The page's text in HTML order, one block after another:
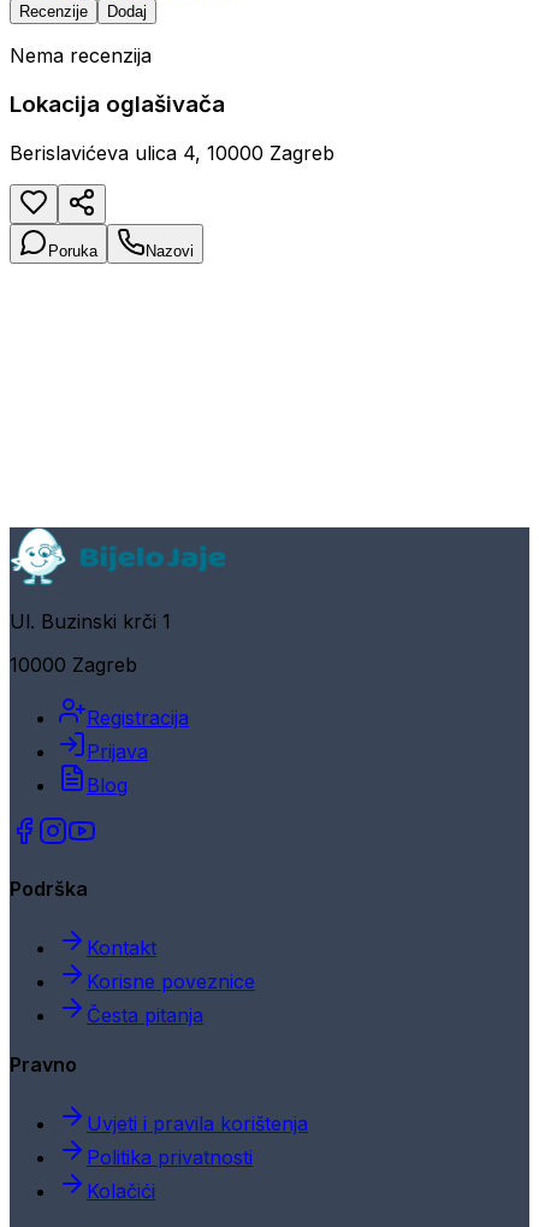
Recenzije Dodaj
Nema recenzija
Lokacija oglašivača
Berislavićeva ulica 4, 10000 Zagreb
Poruka Nazovi
Ul. Buzinski krči 1
10000 Zagreb
Registracija
Prijava
Blog
Podrška
Kontakt
Korisne poveznice
Česta pitanja
Pravno
Uvjeti i pravila korištenja
Politika privatnosti
Kolačići